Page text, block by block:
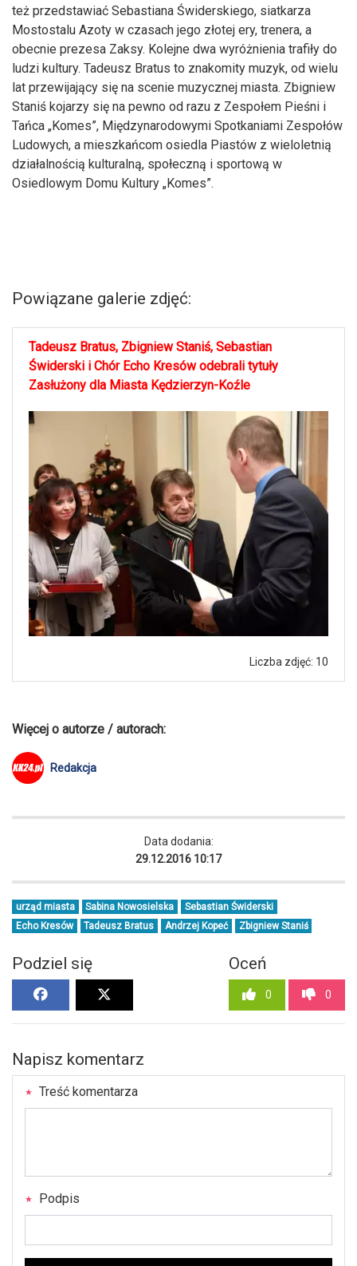
też przedstawiać Sebastiana Świderskiego, siatkarza
Mostostalu Azoty w czasach jego złotej ery, trenera, a
obecnie prezesa Zaksy. Kolejne dwa wyróżnienia trafiły do
ludzi kultury. Tadeusz Bratus to znakomity muzyk, od wielu
lat przewijający się na scenie muzycznej miasta. Zbigniew
Staniś kojarzy się na pewno od razu z Zespołem Pieśni i
Tańca „Komes”, Międzynarodowymi Spotkaniami Zespołów
Ludowych, a mieszkańcom osiedla Piastów z wieloletnią
działalnością kulturalną, społeczną i sportową w
Osiedlowym Domu Kultury „Komes”.
Powiązane galerie zdjęć:
Tadeusz Bratus, Zbigniew Staniś, Sebastian
Świderski i Chór Echo Kresów odebrali tytuły
Zasłużony dla Miasta Kędzierzyn-Koźle
Liczba zdjęć: 10
Więcej o autorze / autorach:
Redakcja
Data dodania:
29.12.2016 10:17
urząd miasta Sabina Nowosielska
Sebastian Świderski
Echo Kresów
Tadeusz Bratus Andrzej Kopeć Zbigniew Staniś
Podziel się Oceń
0 0
Napisz komentarz
Treść komentarza
Podpis